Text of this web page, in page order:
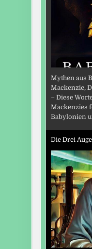
Mythen aus
Mackenzie,
– Diese
Mackenzies
Babylonien
Die Drei